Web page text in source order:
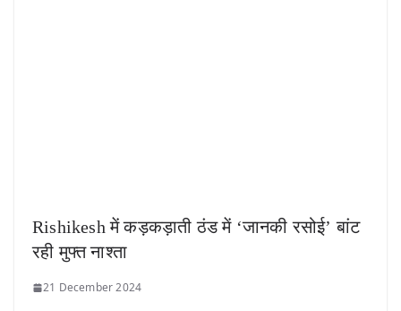
Rishikesh में कड़कड़ाती ठंड में ‘जानकी रसोई’ बांट
रही मुफ्त नाश्ता
21 December 2024